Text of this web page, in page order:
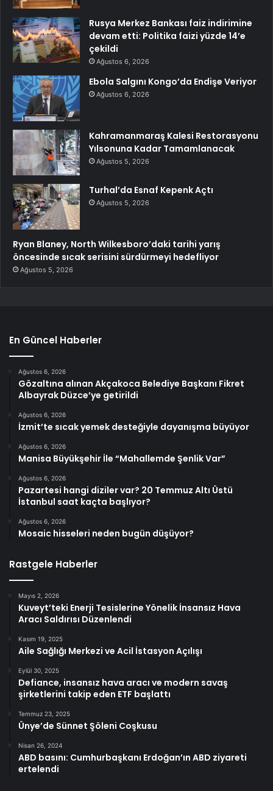
Rusya Merkez Bankası faiz indirimine
devam etti: Politika faizi yüzde 14’e
çekildi
Ağustos 6, 2026
Ebola Salgını Kongo’da Endişe Veriyor
Ağustos 6, 2026
Kahramanmaraş Kalesi Restorasyonu
Yılsonuna Kadar Tamamlanacak
Ağustos 5, 2026
Turhal’da Esnaf Kepenk Açtı
Ağustos 5, 2026
Ryan Blaney, North Wilkesboro’daki tarihi yarış
öncesinde sıcak serisini sürdürmeyi hedefliyor
Ağustos 5, 2026
En Güncel Haberler
Ağustos 6, 2026
Gözaltına alınan Akçakoca Belediye Başkanı Fikret
Albayrak Düzce’ye getirildi
Ağustos 6, 2026
İzmit’te sıcak yemek desteğiyle dayanışma büyüyor
Ağustos 6, 2026
Manisa Büyükşehir İle “Mahallemde Şenlik Var”
Ağustos 6, 2026
Pazartesi hangi diziler var? 20 Temmuz Altı Üstü
İstanbul saat kaçta başlıyor?
Ağustos 6, 2026
Mosaic hisseleri neden bugün düşüyor?
Rastgele Haberler
Mayıs 2, 2026
Kuveyt’teki Enerji Tesislerine Yönelik İnsansız Hava
Aracı Saldırısı Düzenlendi
Kasım 19, 2025
Aile Sağlığı Merkezi ve Acil İstasyon Açılışı
Eylül 30, 2025
Defiance, insansız hava aracı ve modern savaş
şirketlerini takip eden ETF başlattı
Temmuz 23, 2025
Ünye’de Sünnet Şöleni Coşkusu
Nisan 26, 2024
ABD basını: Cumhurbaşkanı Erdoğan’ın ABD ziyareti
ertelendi